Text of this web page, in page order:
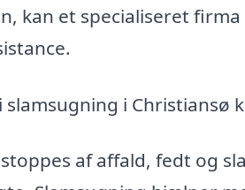
kan et specialiseret firma
i Christiansø
af affald, fedt og